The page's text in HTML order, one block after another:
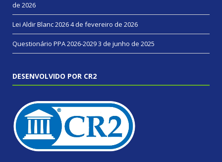
de 2026
Lei Aldir Blanc 20264 de fevereiro de 2026
Questionário PPA 2026-20293 de junho de 2025
DESENVOLVIDO POR CR2